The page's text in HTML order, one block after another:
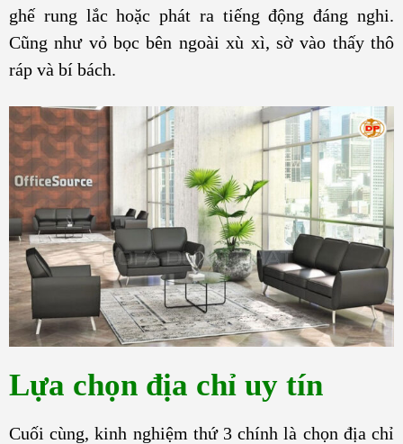
ghế rung lắc hoặc phát ra tiếng động đáng nghi.
Cũng như vỏ bọc bên ngoài xù xì, sờ vào thấy thô
ráp và bí bách.
Lựa chọn địa chỉ uy tín
Cuối cùng, kinh nghiệm thứ 3 chính là chọn địa chỉ